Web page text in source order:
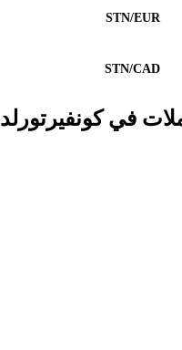
STN/EUR
STN/CAD
في كونفيرتورلد